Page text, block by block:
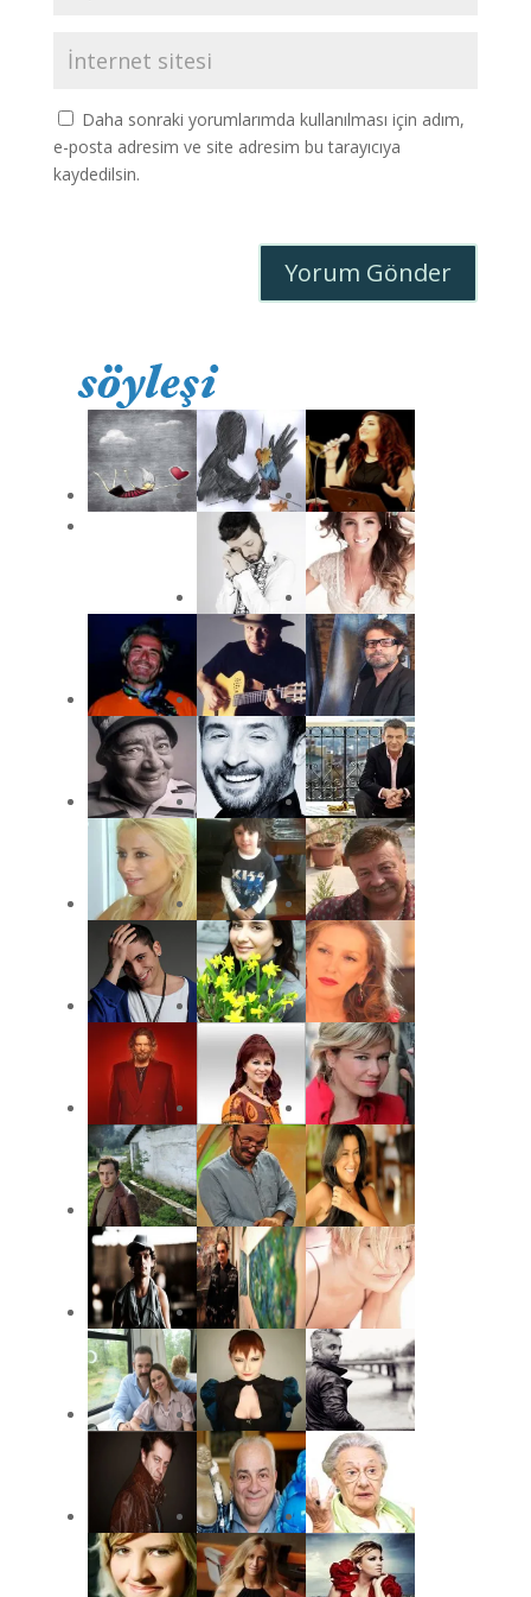
Daha sonraki yorumlarımda kullanılması için adım,
e-posta adresim ve site adresim bu tarayıcıya
kaydedilsin.